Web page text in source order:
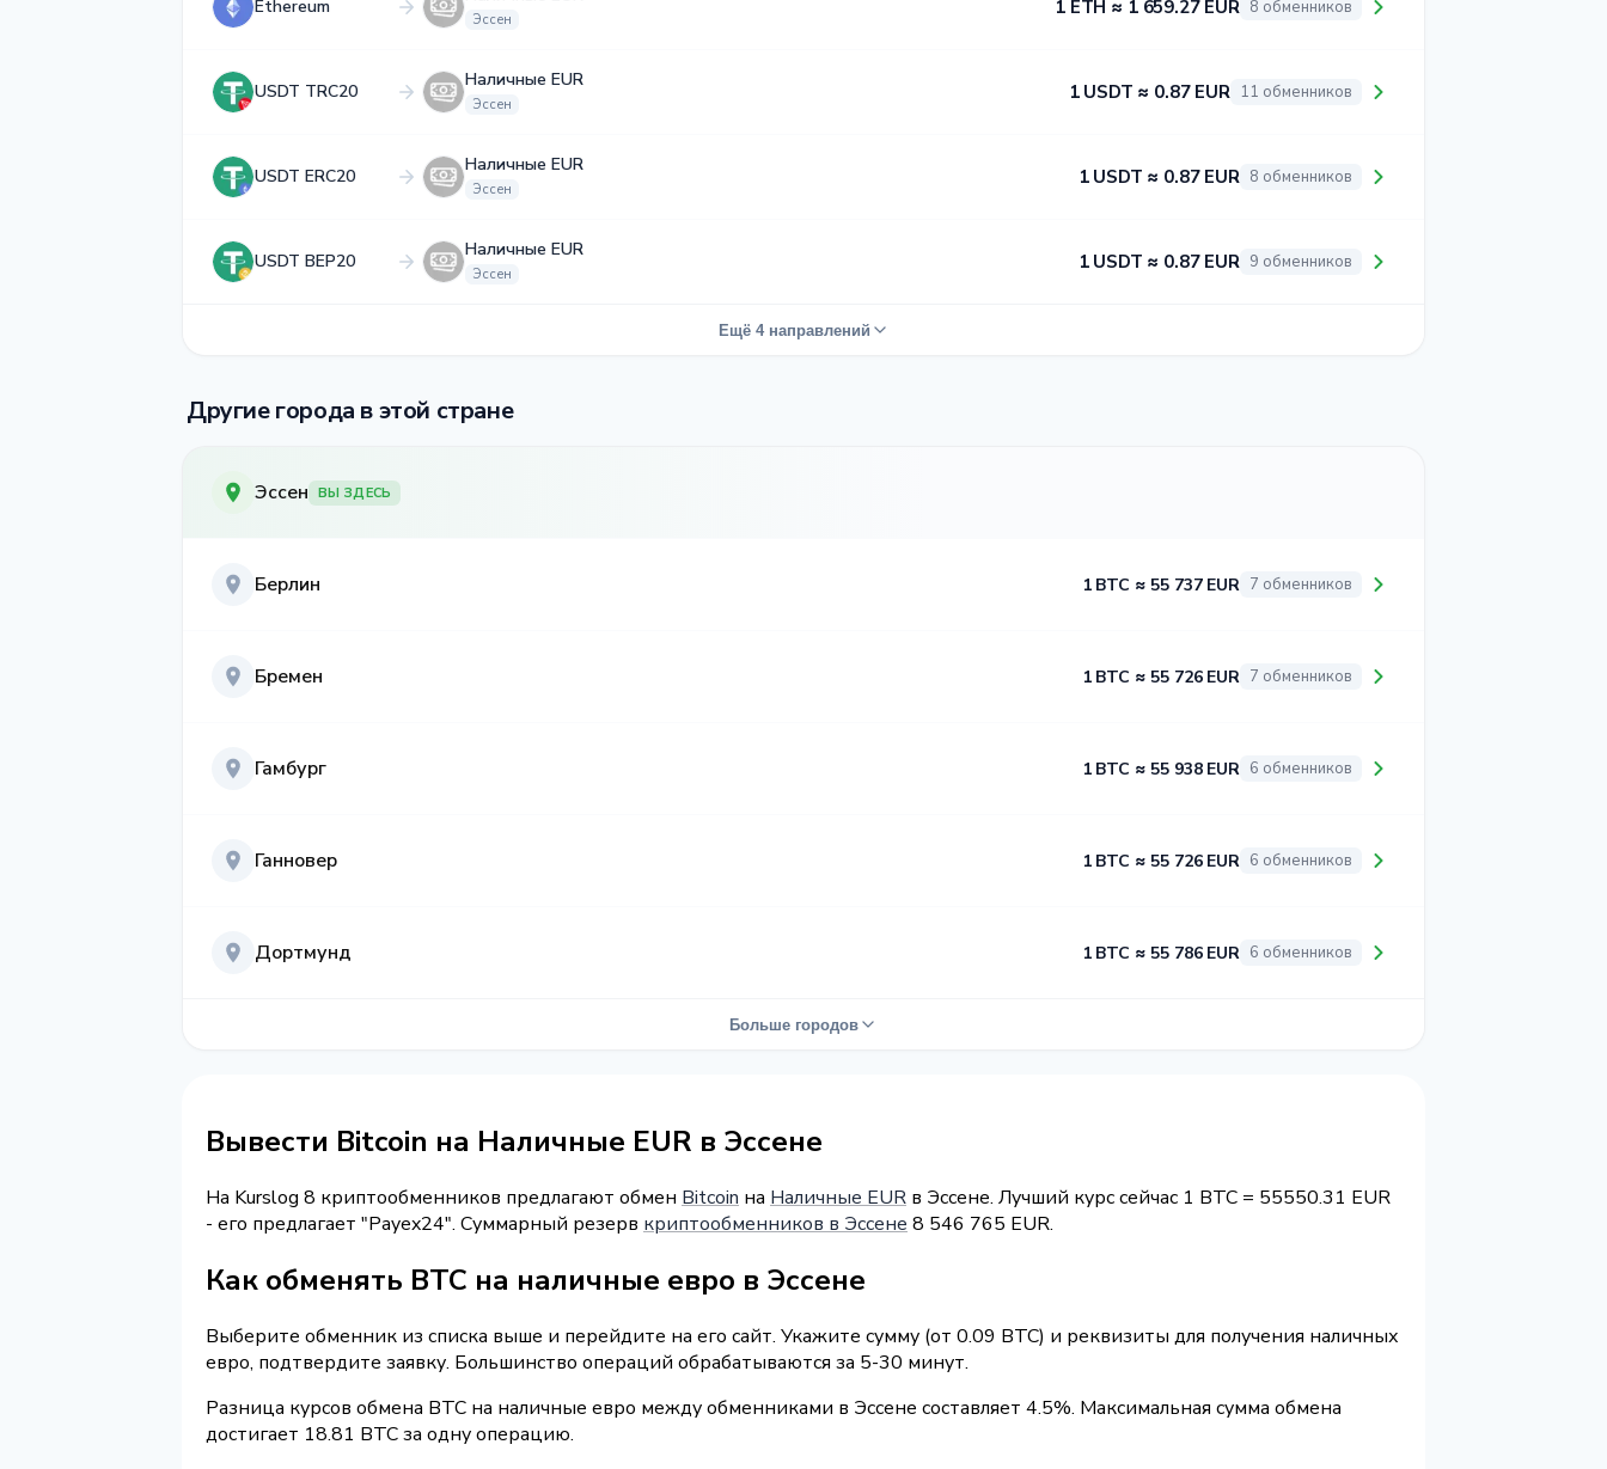
Ethereum
Эссен
1 ETH ≈ 1 659.27 EUR 8 обменников
USDT TRC20
Наличные EUR
Эссен
1 USDT ≈ 0.87 EUR 11 обменников
USDT ERC20
Наличные EUR
Эссен
1 USDT ≈ 0.87 EUR 8 обменников
USDT BEP20
Наличные EUR
Эссен
1 USDT ≈ 0.87 EUR 9 обменников
Ещё 4 направлений
Другие города в этой стране
Эссен ВЫ ЗДЕСЬ
Берлин 1 BTC ≈ 55 737 EUR 7 обменников
Бремен 1 BTC ≈ 55 726 EUR 7 обменников
Гамбург 1 BTC ≈ 55 938 EUR 6 обменников
Ганновер 1 BTC ≈ 55 726 EUR 6 обменников
Дортмунд 1 BTC ≈ 55 786 EUR 6 обменников
Больше городов
Вывести Bitcoin на Наличные EUR в Эссене
На Kurslog 8 криптообменников предлагают обмен Bitcoin на Наличные EUR в Эссене. Лучший курс сейчас 1 BTC = 55550.31 EUR
- его предлагает "Payex24". Суммарный резерв криптообменников в Эссене 8 546 765 EUR.
Как обменять BTC на наличные евро в Эссене
Выберите обменник из списка выше и перейдите на его сайт. Укажите сумму (от 0.09 BTC) и реквизиты для получения наличных
евро, подтвердите заявку. Большинство операций обрабатываются за 5-30 минут.
Разница курсов обмена BTC на наличные евро между обменниками в Эссене составляет 4.5%. Максимальная сумма обмена
достигает 18.81 BTC за одну операцию.